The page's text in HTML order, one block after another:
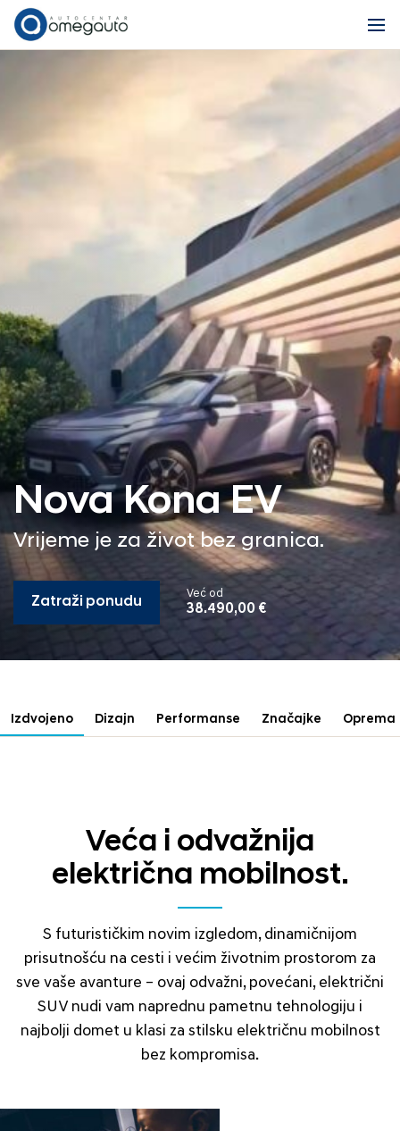
Nova Kona EV
Vrijeme je za život bez granica.
Zatraži ponudu
Već od
38.490,00 €
Izdvojeno Dizajn Performanse Značajke Oprema
Veća i odvažnija
električna mobilnost.
S futurističkim novim izgledom, dinamičnijom
prisutnošću na cesti i većim životnim prostorom za
sve vaše avanture – ovaj odvažni, povećani, električni
SUV nudi vam naprednu pametnu tehnologiju i
najbolji domet u klasi za stilsku električnu mobilnost
bez kompromisa.